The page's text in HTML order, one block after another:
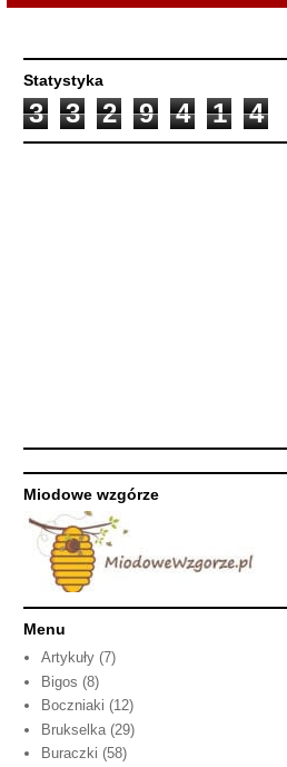
Statystyka
3 3 2 9 4 1 4
Miodowe wzgórze
Menu
Artykuły (7)
Bigos (8)
Boczniaki (12)
Brukselka (29)
Buraczki (58)